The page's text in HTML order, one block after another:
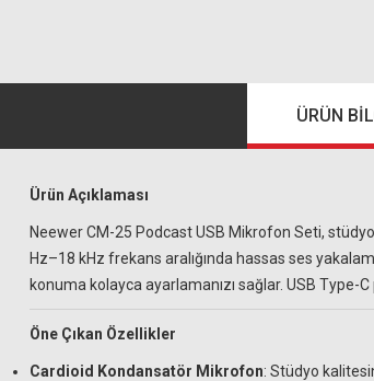
ÜRÜN
Ürün Açıklaması
Neewer CM-25 Podcast USB Mikrofon Seti,
Hz–18 kHz frekans aralığında hassas ses
konuma kolayca ayarlamanızı sağlar. USB Type-
Öne Çıkan Özellikler
Cardioid Kondansatör Mikrofon: Stüdyo